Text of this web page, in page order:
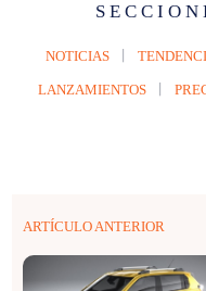
NOTICIAS
LANZAMIENTOS
ARTÍCULO ANTERIOR